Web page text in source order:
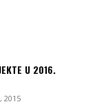
U 2016.
2015